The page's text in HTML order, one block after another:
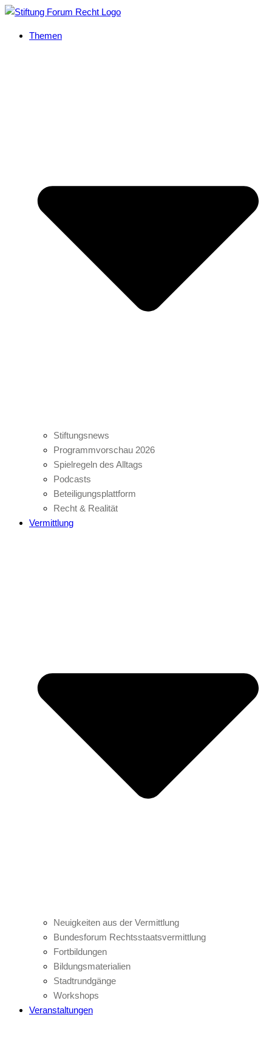
Themen
Stiftungsnews
Programmvorschau 2026
Spielregeln des Alltags
Podcasts
Beteiligungsplattform
Recht & Realität
Vermittlung
Neuigkeiten aus der Vermittlung
Bundesforum Rechtsstaatsvermittlung
Fortbildungen
Bildungsmaterialien
Stadtrundgänge
Workshops
Veranstaltungen